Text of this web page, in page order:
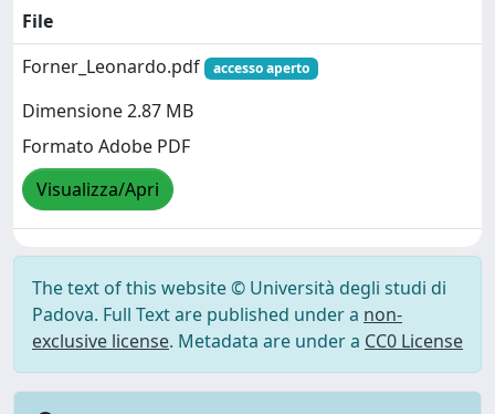
File
Forner_Leonardo.pdf
accesso aperto
Dimensione 2.87 MB
Formato Adobe PDF
Visualizza/Apri
The text of this website © Università degli studi di
Padova. Full Text are published under a non-
exclusive license. Metadata are under a CC0 License